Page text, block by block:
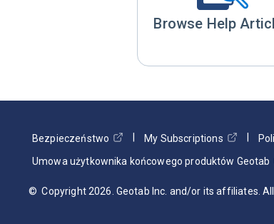
Browse Help
Bezpieczeństwo My Subscriptions
Umowa użytkownika końcowego produktów Geotab
© Copyright2026 . Geotab Inc. and/or its affiliates.